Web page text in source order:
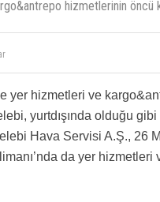
hizmetlerinin öncü
ücretler düşük yöneticiler
birini vur ötekine
yer hizmetleri ve
yurtdışında olduğu
Hava Servisi A.Ş., 26
da yer hizmetleri